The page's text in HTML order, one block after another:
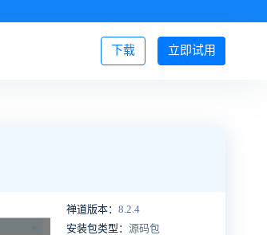
立即试用
下载 登录/注册
禅道版本： 8.2.4
安装包类型： 源码包